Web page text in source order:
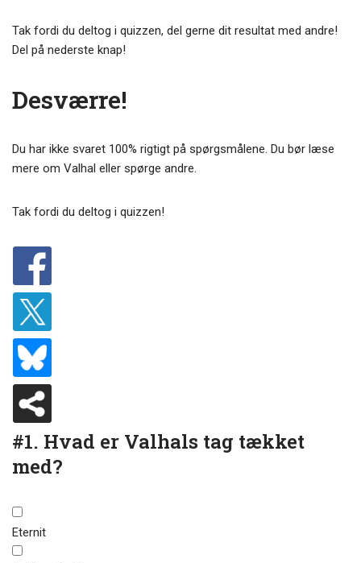
Tak fordi du deltog i quizzen, del gerne dit resultat med andre!
Del på nederste knap!
Desværre!
Du har ikke svaret 100% rigtigt på spørgsmålene. Du bør læse
mere om Valhal eller spørge andre.
Tak fordi du deltog i quizzen!
#1. Hvad er Valhals tag tækket
med?
Eternit